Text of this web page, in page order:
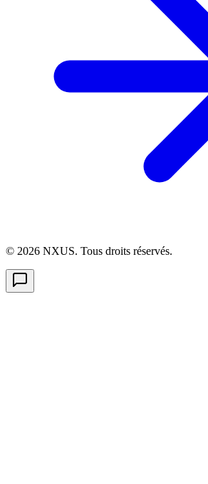
© 2026 NXUS. Tous droits réservés.